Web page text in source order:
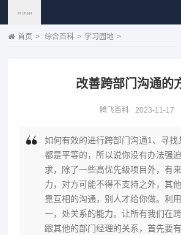
首页 > 综合百科 > 学习园地 >
改善跨部门沟通的
腾飞百科 2023-11-17
如何有效的进行跨部门沟通1、寻找
都是平等的，所以说你没有办法强
求，除了一些高优先级项目外，有
力，对方可能不得不支持之外，其
靠互相的沟通，别人才给你做。利
一，处关系的能力。让所有我们在
跟其他的部门经理的关系，首先要